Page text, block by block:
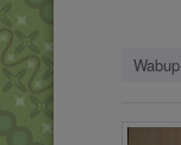
Wabup